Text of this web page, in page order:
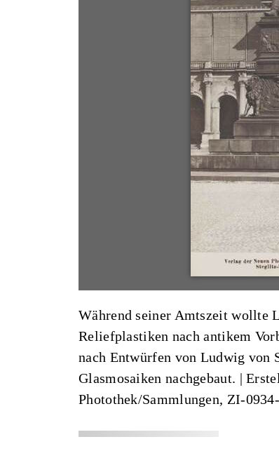
Während seiner Amtszeit wollte
Reliefplastiken nach antikem
nach Entwürfen von Ludwig von
Glasmosaiken nachgebaut. |
Photothek/Sammlungen, ZI-